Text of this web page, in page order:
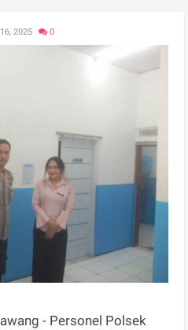
2025 0
- Personel Polsek